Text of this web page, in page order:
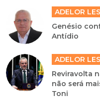
ADELOR
Genésio
Antídio
ADELOR
Reviravolta
não será
Toni